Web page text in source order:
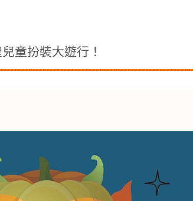
童扮裝大遊行！